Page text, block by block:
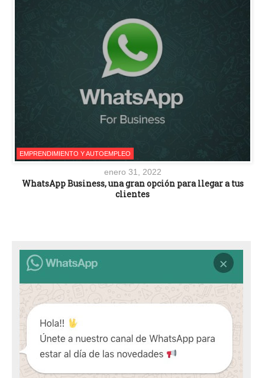
EMPRENDIMIENTO Y AUTOEMPLEO
enero 31, 2022
WhatsApp Business, una gran opción para llegar a tus
clientes